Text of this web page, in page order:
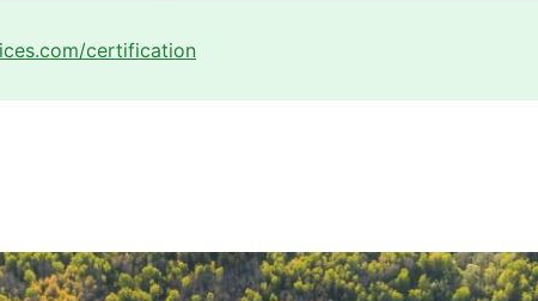
certification